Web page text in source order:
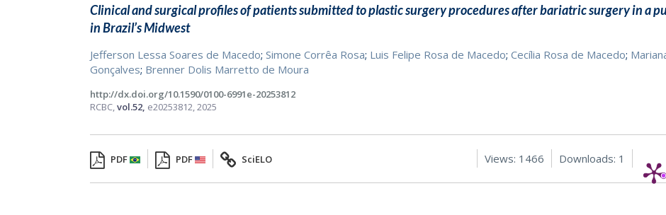
Clinical and surgical profiles of patients submitted to plastic surgery procedures after bariatric surgery in a
in Brazil’s Midwest
Jefferson Lessa Soares de Macedo; Simone Corrêa Rosa; Luis Felipe Rosa de Macedo; Cecília Rosa de Macedo;
Gonçalves; Brenner Dolis Marretto de Moura
http://dx.doi.org/10.1590/0100-6991e-20253812
RCBC,vol.52, e20253812, 2025
PDF PDF
SciELO
Downloads: 1
Views: 1466